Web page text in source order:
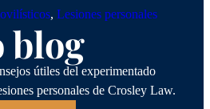
, Lesiones personales
blog
útiles del experimentado
personales de Crosley Law.